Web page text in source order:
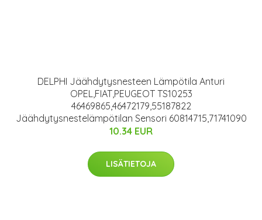
DELPHI Jäähdytysnesteen Lämpötila Anturi
OPEL,FIAT,PEUGEOT TS10253
46469865,46472179,55187822
Jäähdytysnestelämpötilan Sensori 60814715,71741090
10.34 EUR
LISÄTIETOJA